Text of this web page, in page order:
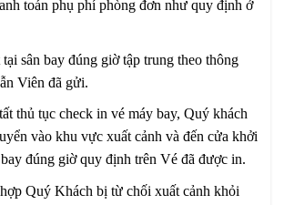
toán phụ phí phòng đơn như quy định ở
sân bay đúng giờ tập trung theo thông
Viên đã gửi.
thủ tục check in vé máy bay, Quý khách
vào khu vực xuất cảnh và đến cửa khởi
đúng giờ quy định trên Vé đã được in.
Quý Khách bị từ chối xuất cảnh khỏi